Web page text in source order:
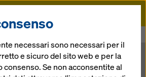
necessari sono necessari per il
e sicuro del sito web e per la
Se non acconsentite al